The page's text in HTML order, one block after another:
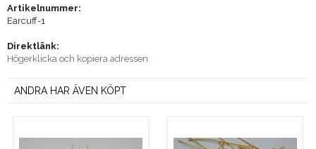
Artikelnummer:
Earcuff-1
Direktlänk:
Högerklicka och kopiera adressen
ANDRA HAR ÄVEN KÖPT